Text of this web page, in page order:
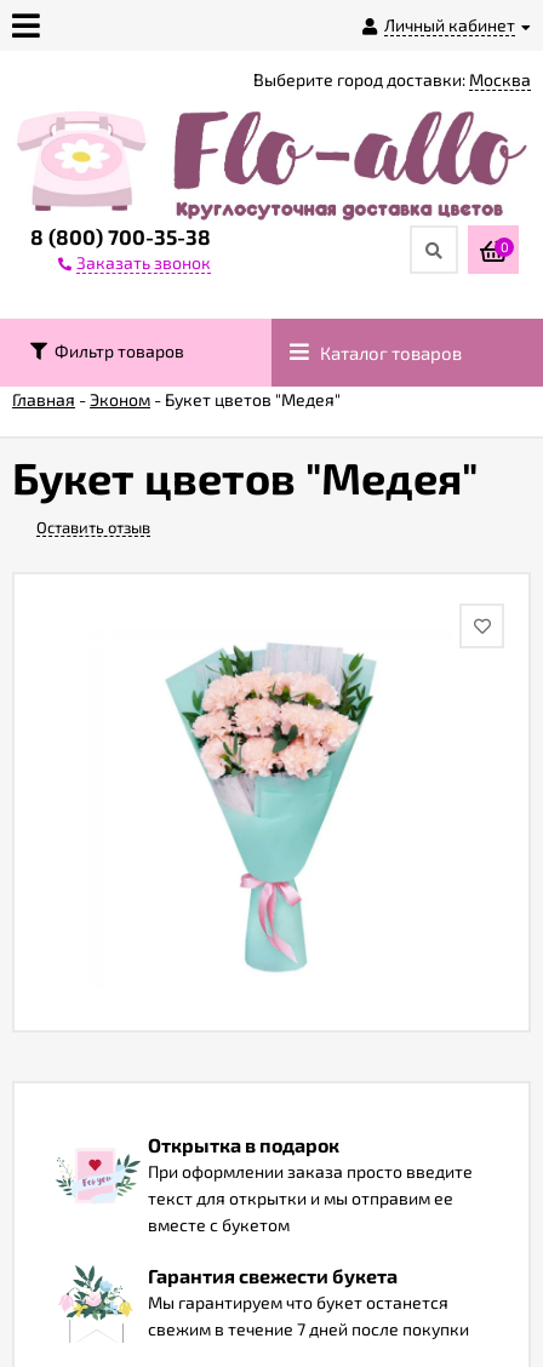
Личный кабинет
магазине
Доставка
Контакты
Гарантии
8 (800) 700-35-38
Заказать звонок
Выберите город доставки: Москва
0
Фильтр товаров Каталог товаров
Главная -Эконом - Букет цветов "Медея"
Букет цветов "Медея"
Оставить отзыв
Открытка в подарок
При оформлении заказа просто введите
текст для открытки и мы отправим ее
вместе с букетом
Гарантия свежести букета
Мы гарантируем что букет останется
свежим в течение 7 дней после покупки